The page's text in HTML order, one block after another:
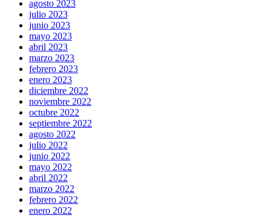
agosto 2023
julio 2023
junio 2023
mayo 2023
abril 2023
marzo 2023
febrero 2023
enero 2023
diciembre 2022
noviembre 2022
octubre 2022
septiembre 2022
agosto 2022
julio 2022
junio 2022
mayo 2022
abril 2022
marzo 2022
febrero 2022
enero 2022